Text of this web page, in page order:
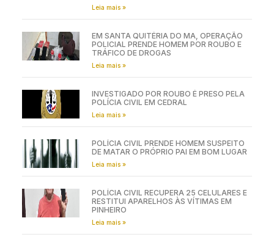
Leia mais »
EM SANTA QUITÉRIA DO MA, OPERAÇÃO
POLICIAL PRENDE HOMEM POR ROUBO E
TRÁFICO DE DROGAS
Leia mais »
INVESTIGADO POR ROUBO É PRESO PELA
POLÍCIA CIVIL EM CEDRAL
Leia mais »
POLÍCIA CIVIL PRENDE HOMEM SUSPEITO
DE MATAR O PRÓPRIO PAI EM BOM LUGAR
Leia mais »
POLÍCIA CIVIL RECUPERA 25 CELULARES E
RESTITUI APARELHOS ÀS VÍTIMAS EM
PINHEIRO
Leia mais »